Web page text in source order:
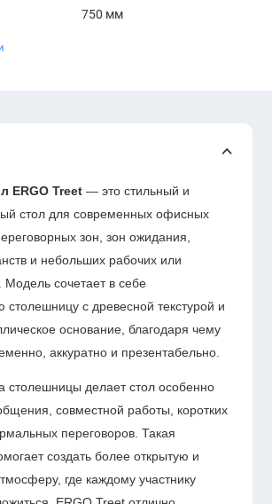
750 мм
ERGO Treet — это стильный и
стол для современных офисных
зон, зон ожидания,
и небольших рабочих или
Модель сочетает в себе
столешницу с древесной текстурой и
основание, благодаря чему
аккуратно и презентабельно.
столешницы делает стол особенно
совместной работы, коротких
переговоров. Такая
создать более открытую и
где каждому участнику